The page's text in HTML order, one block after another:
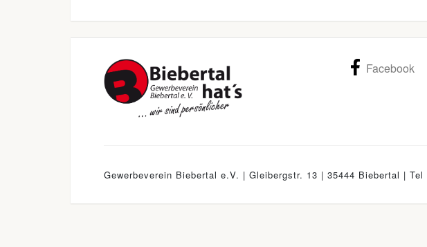
Facebook
Gewerbeverein Biebertal e.V. | Gleibergstr. 13 | 35444 Biebertal | Tel